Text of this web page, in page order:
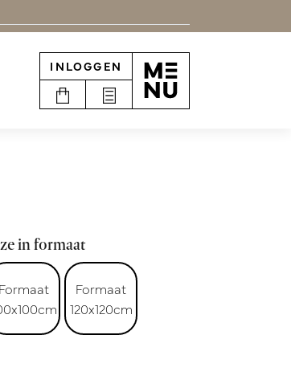
INLOGGEN
in formaat
Formaat
Formaat
120x120cm